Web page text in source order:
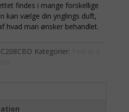
findes i mange forskellige
kan vælge din ynglings duft,
hvad man ønsker behandlet.
Kategorier: